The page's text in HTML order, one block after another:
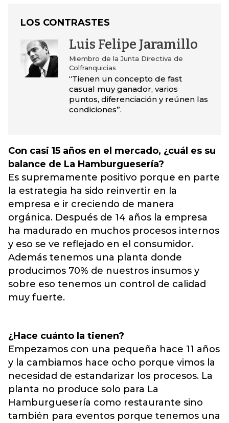
LOS CONTRASTES
Luis Felipe Jaramillo
Miembro de la Junta Directiva de
Colfranquicias
“Tienen un concepto de fast
casual muy ganador, varios
puntos, diferenciación y reúnen las
condiciones”.
Con casi 15 años en el mercado, ¿cuál es su
balance de La Hamburguesería?
Es supremamente positivo porque en parte
la estrategia ha sido reinvertir en la
empresa e ir creciendo de manera
orgánica. Después de 14 años la empresa
ha madurado en muchos procesos internos
y eso se ve reflejado en el consumidor.
Además tenemos una planta donde
producimos 70% de nuestros insumos y
sobre eso tenemos un control de calidad
muy fuerte.
¿Hace cuánto la tienen?
Empezamos con una pequeña hace 11 años
y la cambiamos hace ocho porque vimos la
necesidad de estandarizar los procesos. La
planta no produce solo para La
Hamburguesería como restaurante sino
también para eventos porque tenemos una